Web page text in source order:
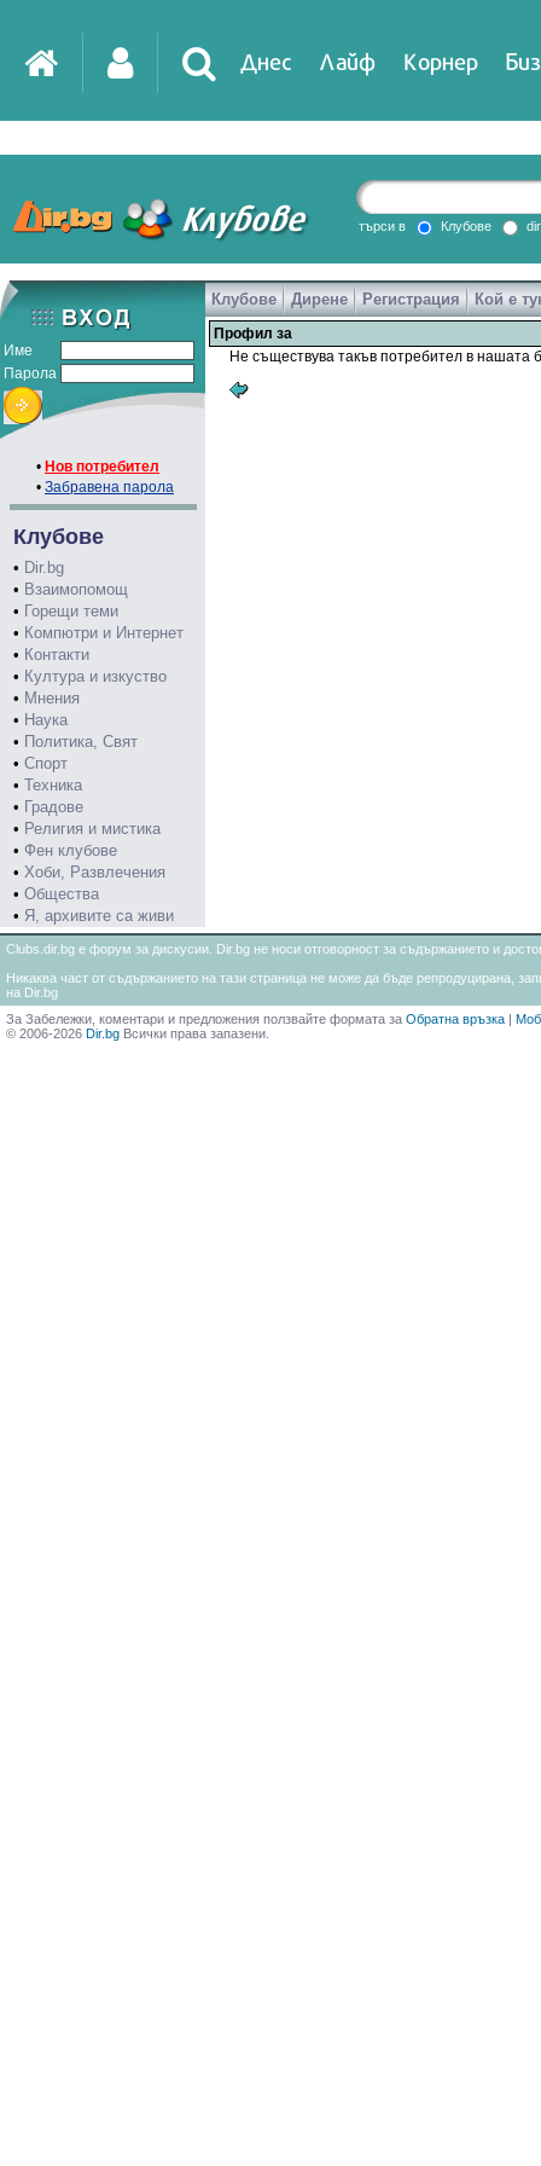
Днес Лайф Корнер
DirTV Impressio
Games
търси в Клубове
Име
Парола
• Нов потребител
• Забравена парола
Клубове
• Dir.bg
• Взаимопомощ
• Горещи теми
• Компютри и Интернет
• Контакти
• Култура и изкуство
• Мнения
• Наука
• Политика, Свят
• Спорт
• Техника
• Градове
• Религия и мистика
• Фен клубове
• Хоби, Развлечения
• Общества
• Я, архивите са живи
Клубове Дирене Регистрация Кой е
Профил за
Не съществува такъв потребител в нашата
Clubs.dir.bg е форум за дискусии. Dir.bg не носи отговорност за съдържанието и
Никаква част от съдържанието на тази страница не може да бъде репродуцирана,
на Dir.bg
За Забележки, коментари и предложения ползвайте формата за Обратна връзка |
© 2006-2026 Dir.bg Всички права запазени.